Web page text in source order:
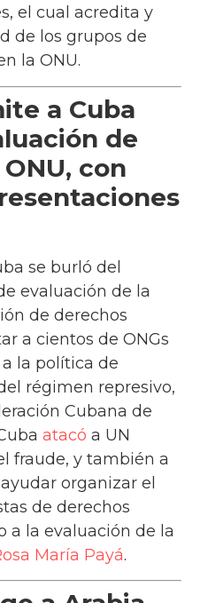
el cual acredita y
de los grupos de
la ONU.
a Cuba
de
con
se burló del
evaluación de la
de derechos
a cientos de ONGs
la política de
régimen represivo,
Cubana de
atacó a UN
fraude, y también a
organizar el
de derechos
a la evaluación de la
María Payá.